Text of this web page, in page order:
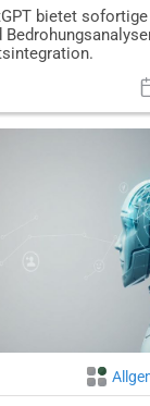
bietet sofortige